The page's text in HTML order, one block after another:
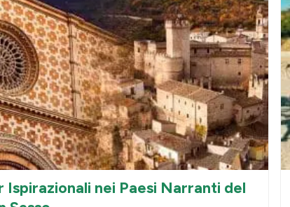
Ispirazionali nei Paesi Narranti del